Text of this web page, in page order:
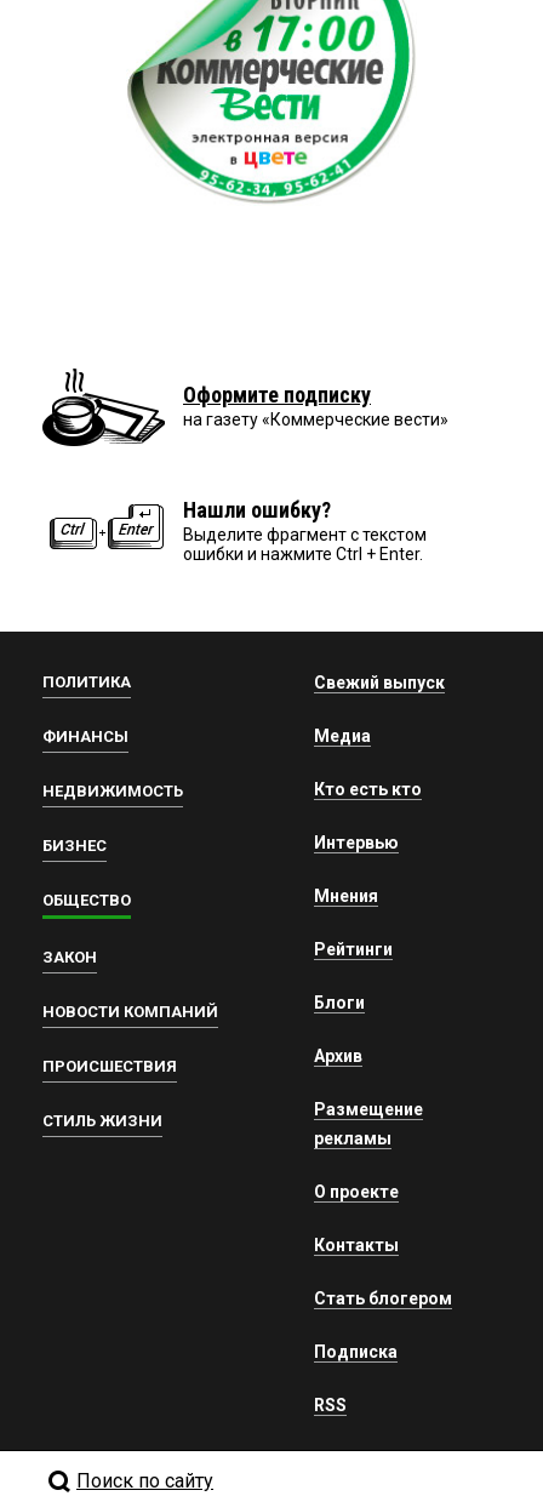
Оформите подписку
на газету «Коммерческие вести»
Нашли ошибку?
Выделите фрагмент с текстом
ошибки и нажмите Ctrl + Enter.
ПОЛИТИКА
ФИНАНСЫ
НЕДВИЖИМОСТЬ
БИЗНЕС
ОБЩЕСТВО
ЗАКОН
НОВОСТИ КОМПАНИЙ
ПРОИСШЕСТВИЯ
СТИЛЬ ЖИЗНИ
Свежий выпуск
Медиа
Кто есть кто
Интервью
Мнения
Рейтинги
Блоги
Архив
Размещение
рекламы
О проекте
Контакты
Стать блогером
Подписка
RSS
Поиск по сайту